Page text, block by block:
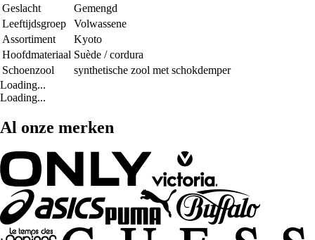
Geslacht
Gemengd
Leeftijdsgroep
Volwassene
Assortiment
Kyoto
Hoofdmateriaal Suède / cordura
Schoenzool
synthetische zool met schokdemper
Loading...
Loading...
Al onze merken